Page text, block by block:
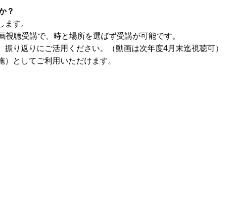
？
す。
聴受講で、時と場所を選ばず受講が可能です。
り返りにご活用ください。（動画は次年度4月末迄視聴可）
としてご利用いただけます。